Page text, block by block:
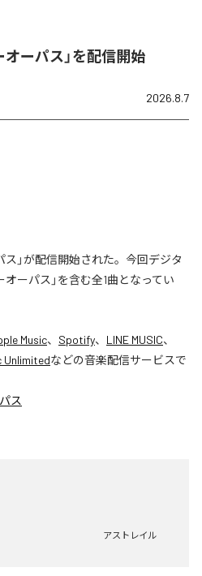
ーパス」を配信開始
2026.8.7
」が配信開始された。今回デジタ
ーパス」を含む全1曲となってい
Music、 Spotify、 LINE MUSIC、
Unlimitedなどの音楽配信サービスで
ス
アストレイル